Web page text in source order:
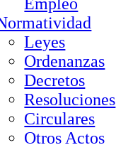
Leyes
Ordenanzas
Decretos
Resoluciones
Circulares
Otros Actos